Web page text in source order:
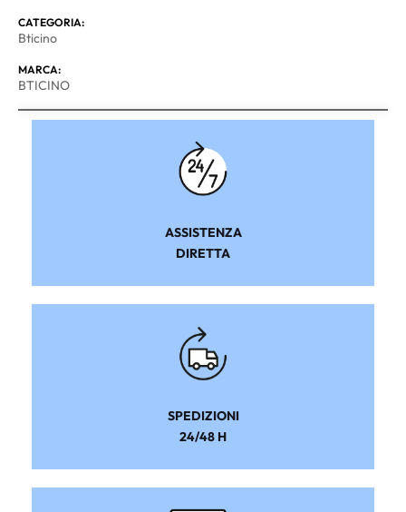
CATEGORIA:
Bticino
MARCA:
BTICINO
ASSISTENZA
DIRETTA
SPEDIZIONI
24/48 H